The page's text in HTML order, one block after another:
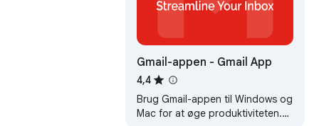
Gmail-appen - Gmail App
4,4
Brug Gmail-appen til Windows og
Mac for at øge produktiviteten.